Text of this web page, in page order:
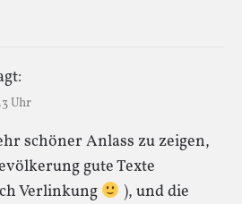
Uhr
schöner Anlass zu zeigen,
gute Texte
Verlinkung
), und die